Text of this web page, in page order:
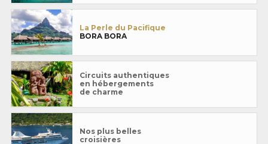
La Perle du Pacifique
BORA BORA
Circuits authentiques
en hébergements
de charme
Nos plus belles
croisières